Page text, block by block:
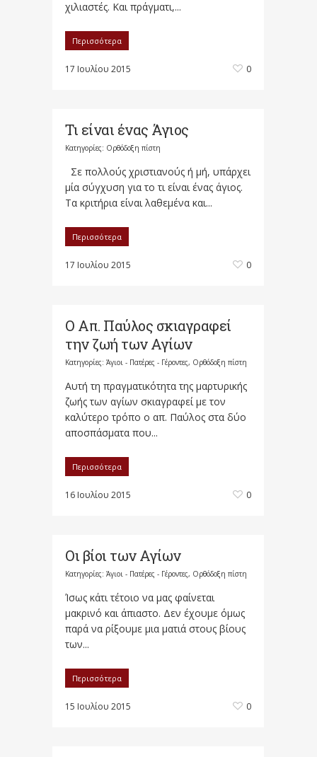
χιλιαστές. Και πράγματι,...
Περισσότερα
17 Ιουλίου 2015 0
Τι είναι ένας Άγιος
Κατηγορίες: Ορθόδοξη πίστη
Σε πολλούς χριστιανούς ή μή, υπάρχει
μία σύγχυση για το τι είναι ένας άγιος.
Τα κριτήρια είναι λαθεμένα και...
Περισσότερα
17 Ιουλίου 2015 0
Ο Απ. Παύλος σκιαγραφεί
την ζωή των Αγίων
Κατηγορίες: Άγιοι - Πατέρες - Γέροντες, Ορθόδοξη πίστη
Αυτή τη πραγματικότητα της μαρτυρικής
ζωής των αγίων σκιαγραφεί με τον
καλύτερο τρόπο ο απ. Παύλος στα δύο
αποσπάσματα που...
Περισσότερα
16 Ιουλίου 2015 0
Οι βίοι των Αγίων
Κατηγορίες: Άγιοι - Πατέρες - Γέροντες, Ορθόδοξη πίστη
Ίσως κάτι τέτοιο να μας φαίνεται
μακρινό και άπιαστο. Δεν έχουμε όμως
παρά να ρίξουμε μια ματιά στους βίους
των...
Περισσότερα
15 Ιουλίου 2015 0